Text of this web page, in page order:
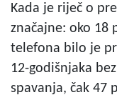
Kada je riječ o
značajne: oko 18
telefona bilo je
12-godišnjaka
spavanja, čak 47